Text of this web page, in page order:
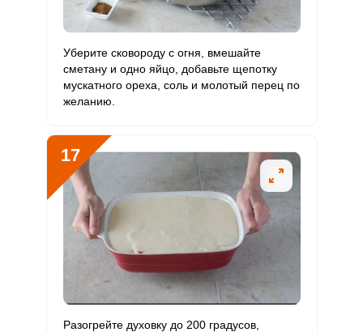
Уберите сковороду с огня, вмешайте
сметану и одно яйцо, добавьте щепотку
мускатного ореха, соль и молотый перец по
желанию.
17
Разогрейте духовку до 200 градусов,